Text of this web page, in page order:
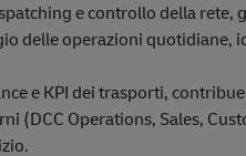
e controllo della
delle operazioni quotidiane,
e KPI dei trasporti,
(DCC Operations, Sales,